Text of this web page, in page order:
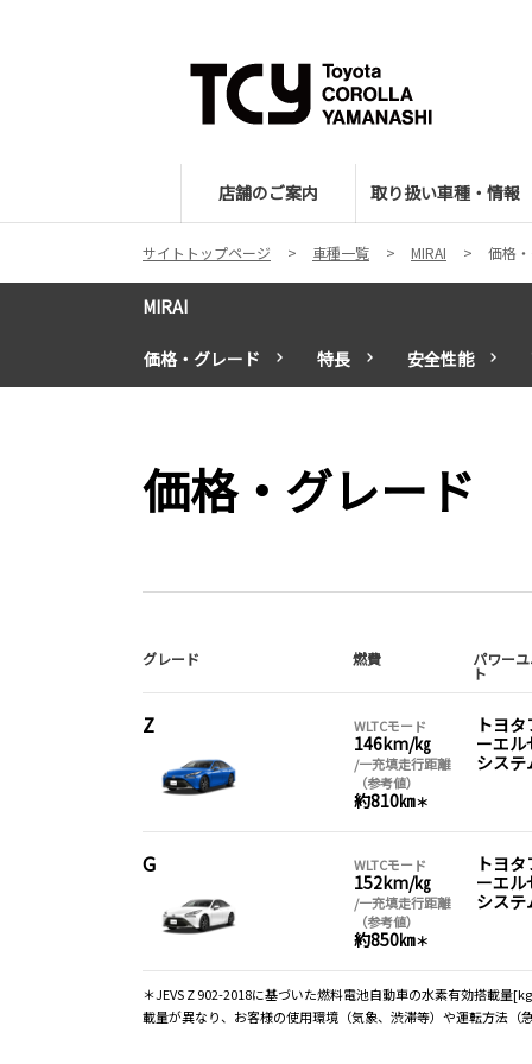
店舗のご案内 取り扱い車種・情報
サイトトップページ 車種一覧 MIRAI 価格
MIRAI
価格・グレード 特長 安全性能
価格・グレード
グレード 燃費 パワー
ト
Z WLTCモード
146km/㎏
/一充填走行距離
（参考値）
約810㎞＊
トヨタ
ーエル
システ
G WLTCモード
152km/㎏
/一充填走行距離
（参考値）
約850㎞＊
トヨタ
ーエル
システ
＊JEVS Z 902-2018に基づいた燃料電池自動車の水素有効搭載量
載量が異なり、お客様の使用環境（気象、渋滞等）や運転方法